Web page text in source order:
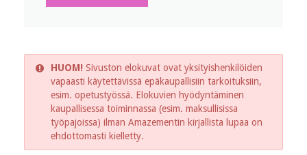
HUOM! Sivuston elokuvat ovat yksityishenkilöiden
vapaasti käytettävissä epäkaupallisiin tarkoituksiin,
esim. opetustyössä. Elokuvien hyödyntäminen
kaupallisessa toiminnassa (esim. maksullisissa
työpajoissa) ilman Amazementin kirjallista lupaa on
ehdottomasti kielletty.